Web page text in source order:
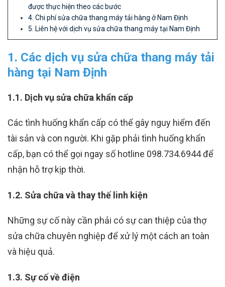
được thực hiện theo các bước
4. Chi phí sửa chữa thang máy tải hàng ở Nam Định
5. Liên hệ với dịch vụ sửa chữa thang máy tại Nam Định
1. Các dịch vụ sửa chữa thang máy tải
hàng tại Nam Định
1.1. Dịch vụ sửa chữa khẩn cấp
Các tình huống khẩn cấp có thể gây nguy hiểm đến
tài sản và con người. Khi gặp phải tình huống khẩn
cấp, bạn có thể gọi ngay số hotline 098.734.6944 để
nhận hỗ trợ kịp thời.
1.2. Sửa chữa và thay thế linh kiện
Những sự cố này cần phải có sự can thiệp của thợ
sửa chữa chuyên nghiệp để xử lý một cách an toàn
và hiệu quả.
1.3. Sự cố về điện